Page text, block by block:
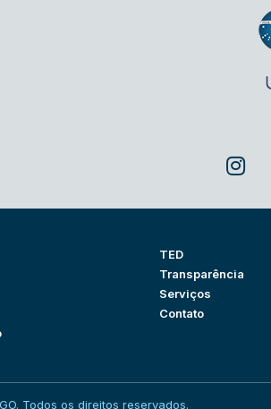
TED
Transparência
Serviços
Contato
Todos os direitos reservados.